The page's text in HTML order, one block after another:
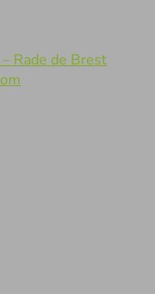
Rade de Brest